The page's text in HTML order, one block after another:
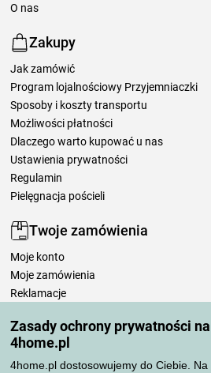
Zasady ochrony prywatności na
4home.pl
4home.pl dostosowujemy do Ciebie. Na
O nas
Zakupy
Jak zamówić
Program lojalnościowy Przyjemniaczki
Sposoby i koszty transportu
Możliwości płatności
Dlaczego warto kupować u nas
Ustawienia prywatności
Regulamin
Pielęgnacja pościeli
Twoje zamówienia
Moje konto
Moje zamówienia
Reklamacje
Zasady przetwarzania recenzji